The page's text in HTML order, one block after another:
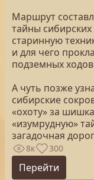
Маршрут
тайны сибирских
старинную
и для чего
подземных
А чуть позже
сибирские
«охоту» за
«изумрудную»
загадочная
8к 300
Перейти